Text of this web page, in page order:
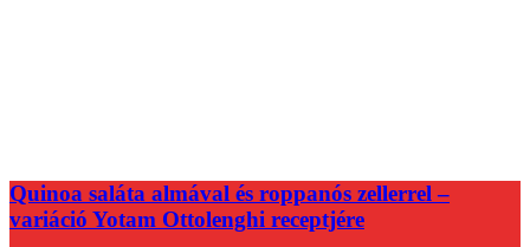
Quinoa saláta almával és roppanós zellerrel –
variáció Yotam Ottolenghi receptjére